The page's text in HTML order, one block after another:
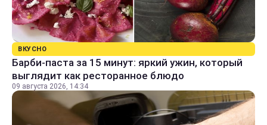
ВКУСНО
Барби-паста за 15 минут: яркий ужин, который
выглядит как ресторанное блюдо
09 августа 2026, 14:34